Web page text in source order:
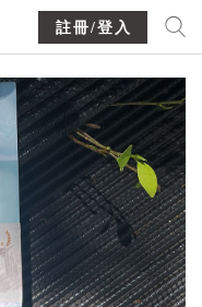
註冊/登入